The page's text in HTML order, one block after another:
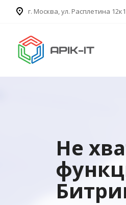
​г. Москва, ул. Расплетина 12к1
Не